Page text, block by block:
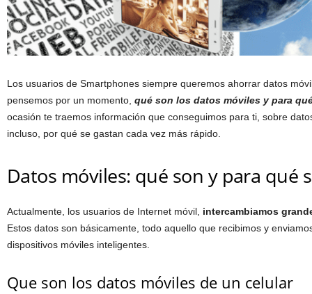
Los usuarios de Smartphones siempre queremos ahorrar datos
pensemos por un momento, qué son los datos móviles y para
ocasión te traemos información que conseguimos para ti, sobre
incluso, por qué se gastan cada vez más rápido.
Datos móviles: qué son y para qué
Actualmente, los usuarios de Internet móvil, intercambiamos
Estos datos son básicamente, todo aquello que recibimos y
dispositivos móviles inteligentes
Que son los datos móviles de un celular